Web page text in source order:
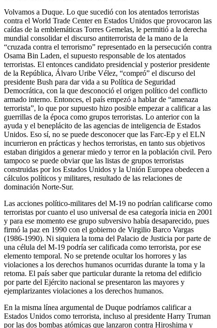
Volvamos a Duque. Lo que sucedió con los atentados terroristas
contra el World Trade Center en Estados Unidos que provocaron las
caídas de la emblemáticas Torres Gemelas, le permitió a la derecha
mundial consolidar el discurso antiterrorista de la mano de la
“cruzada contra el terrorismo” representado en la persecución contra
Osama Bin Laden, el supuesto responsable de los atentados
terroristas. El entonces candidato presidencial y posterior presidente
de la República, Álvaro Uribe Vélez, “compró” el discurso del
presidente Bush para dar vida a su Política de Seguridad
Democrática, con la que desconoció el origen político del conflicto
armado interno. Entonces, el país empezó a hablar de “amenaza
terrorista”, lo que por supuesto hizo posible empezar a calificar a las
guerrillas de la época como grupos terroristas. Lo anterior con la
ayuda y el beneplácito de las agencias de inteligencia de Estados
Unidos. Eso sí, no se puede desconocer que las Farc-Ep y el ELN
incurrieron en prácticas y hechos terroristas, en tanto sus objetivos
estaban dirigidos a generar miedo y terror en la población civil. Pero
tampoco se puede obviar que las listas de grupos terroristas
construidas por los Estados Unidos y la Unión Europea obedecen a
cálculos políticos y militares, resultado de las relaciones de
dominación Norte-Sur.
Las acciones político-militares del M-19 no podrían calificarse como
terroristas por cuanto el uso universal de esa categoría inicia en 2001
y para ese momento ese grupo subversivo había desaparecido, pues
firmó la paz en 1990 con el gobierno de Virgilio Barco Vargas
(1986-1990). Ni siquiera la toma del Palacio de Justicia por parte de
una célula del M-19 podría ser calificada como terrorista, por ese
elemento temporal. No se pretende ocultar los horrores y las
violaciones a los derechos humanos ocurridas durante la toma y la
retoma. El país saber que particular durante la retoma del edificio
por parte del Ejército nacional se presentaron las mayores y
ejemplarizantes violaciones a los derechos humanos.
En la misma línea argumental de Duque podríamos calificar a
Estados Unidos como terrorista, incluso al presidente Harry Truman
por las dos bombas atómicas que lanzaron contra Hiroshima y